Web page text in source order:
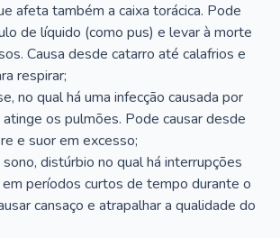
afeta também a caixa torácica. Pode
de líquido (como pus) e levar à morte
Causa desde catarro até calafrios e
respirar;
no qual há uma infecção causada por
os pulmões. Pode causar desde
e suor em excesso;
distúrbio no qual há interrupções
períodos curtos de tempo durante o
cansaço e atrapalhar a qualidade do